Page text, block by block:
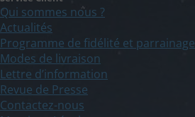
Qui sommes nous ?
Actualités
Programme de fidélité et parrainage
Modes de livraison
Lettre d’information
Revue de Presse
Contactez-nous